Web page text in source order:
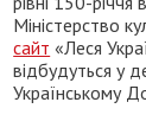
Міністерство
сайт «Леся
відбудуться у
Українському